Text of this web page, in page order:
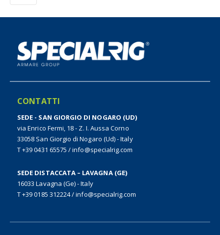
CONTATTI
SEDE - SAN GIORGIO DI NOGARO (UD)
via Enrico Fermi, 18 - Z. I. Aussa Corno
33058 San Giorgio di Nogaro (Ud) - Italy
T +39 0431 65575 /info@specialrig.com
SEDE DISTACCATA – LAVAGNA (GE)
16033 Lavagna (Ge) - Italy
T +39 0185 312224/info@specialrig.com